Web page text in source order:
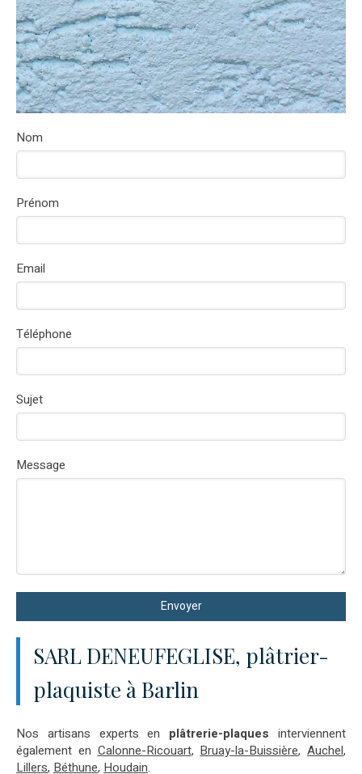
Nom
Prénom
Email
Téléphone
Sujet
Message
Envoyer
SARL DENEUFEGLISE, plâtrier-
plaquiste à Barlin
Nos artisans experts en plâtrerie-plaques interviennent
également en Calonne-Ricouart, Bruay-la-Buissière, Auchel,
Lillers, Béthune, Houdain.